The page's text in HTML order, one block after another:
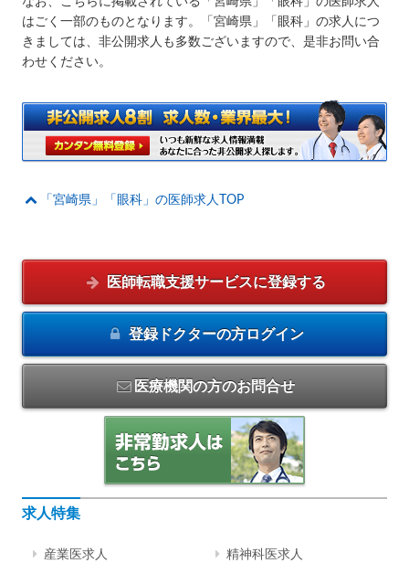
はごく一部のものとなります。「宮崎県」「眼科」の求人につ
きましては、非公開求人も多数ございますので、是非お問い合
わせください。
「宮崎県」「眼科」の医師求人TOP
医師転職支援サービスに登録する
登録ドクターの方ログイン
医療機関の方のお問合せ
求人特集
産業医求人 精神科医求人